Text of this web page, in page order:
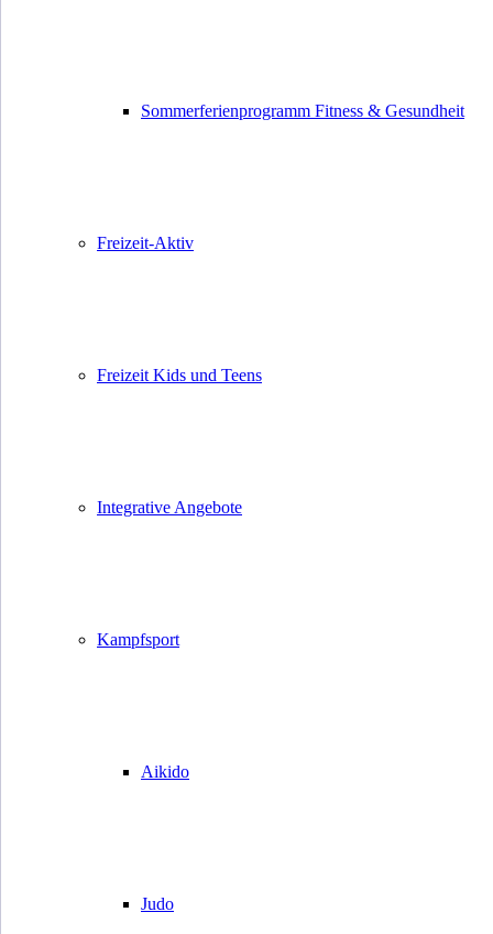
Sommerferienprogramm Fitness & Gesundheit
Freizeit-Aktiv
Freizeit Kids und Teens
Integrative Angebote
Kampfsport
Aikido
Judo